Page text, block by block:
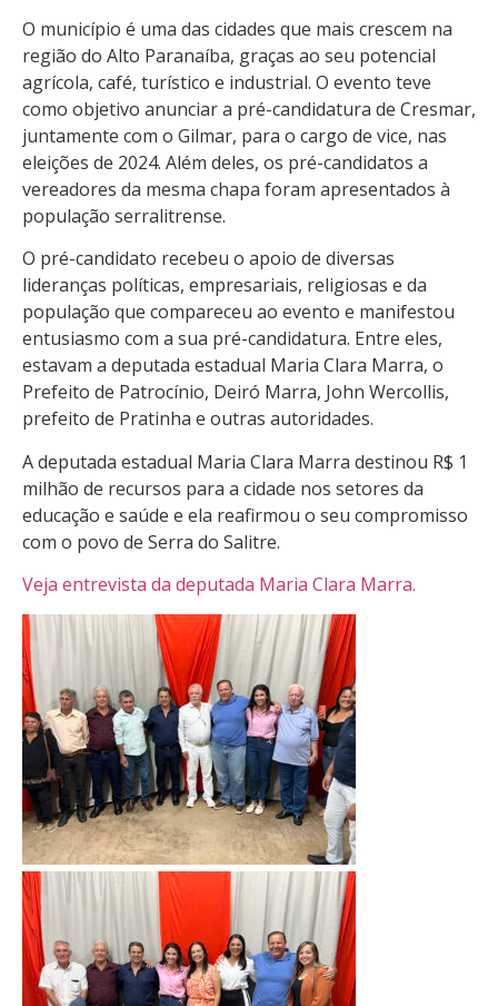
O município é uma das cidades que mais crescem na
região do Alto Paranaíba, graças ao seu potencial
agrícola, café, turístico e industrial. O evento teve
como objetivo anunciar a pré-candidatura de Cresmar,
juntamente com o Gilmar, para o cargo de vice, nas
eleições de 2024. Além deles, os pré-candidatos a
vereadores da mesma chapa foram apresentados à
população serralitrense.
O pré-candidato recebeu o apoio de diversas
lideranças políticas, empresariais, religiosas e da
população que compareceu ao evento e manifestou
entusiasmo com a sua pré-candidatura. Entre eles,
estavam a deputada estadual Maria Clara Marra, o
Prefeito de Patrocínio, Deiró Marra, John Wercollis,
prefeito de Pratinha e outras autoridades.
A deputada estadual Maria Clara Marra destinou R$ 1
milhão de recursos para a cidade nos setores da
educação e saúde e ela reafirmou o seu compromisso
com o povo de Serra do Salitre.
Veja entrevista da deputada Maria Clara Marra.